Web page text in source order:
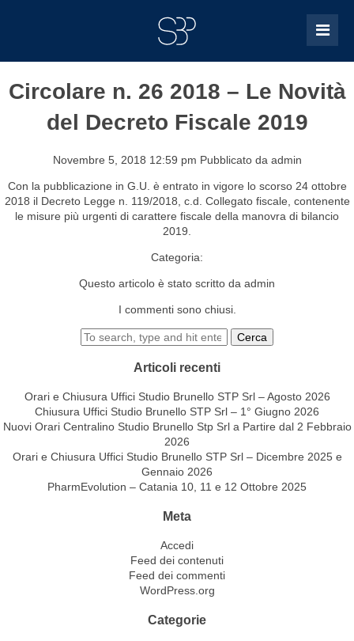
Circolare n. 26 2018 – Le Novità
del Decreto Fiscale 2019
Novembre 5, 2018 12:59 pm Pubblicato da admin
Con la pubblicazione in G.U. è entrato in vigore lo scorso 24 ottobre
2018 il Decreto Legge n. 119/2018, c.d. Collegato fiscale, contenente
le misure più urgenti di carattere fiscale della manovra di bilancio
2019.
Categoria:
Questo articolo è stato scritto da admin
I commenti sono chiusi.
Cerca
Articoli recenti
Orari e Chiusura Uffici Studio Brunello STP Srl – Agosto 2026
Chiusura Uffici Studio Brunello STP Srl – 1° Giugno 2026
Nuovi Orari Centralino Studio Brunello Stp Srl a Partire dal 2 Febbraio
2026
Orari e Chiusura Uffici Studio Brunello STP Srl – Dicembre 2025 e
Gennaio 2026
PharmEvolution – Catania 10, 11 e 12 Ottobre 2025
Meta
Accedi
Feed dei contenuti
Feed dei commenti
WordPress.org
Categorie